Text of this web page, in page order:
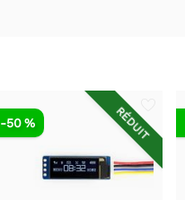
RÉDUIT
-50 %